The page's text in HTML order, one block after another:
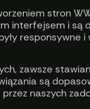
stron
interfejsem i są
responsywne i
zawsze
są
naszych